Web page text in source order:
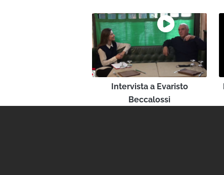
Intervista a Evaristo
Beccalossi